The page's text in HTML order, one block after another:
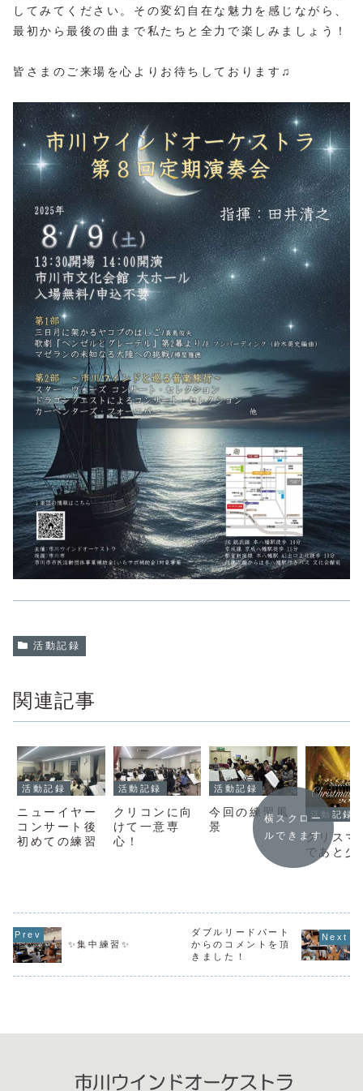
してみてください。その変幻自在な魅力を感じながら、
最初から最後の曲まで私たちと全力で楽しみましょう！
皆さまのご来場を心よりお待ちしております♫
活動記録
関連記事
活動記録
ニューイヤー
コンサート後
初めての練習
活動記録
クリコンに向
けて一意専
心！
活動記録
今回の練習風
景
活動記録
クリスマ
であと少
横スクロー
ルできます
✨集中練習✨
ダブルリードパート
からのコメントを頂
きました！